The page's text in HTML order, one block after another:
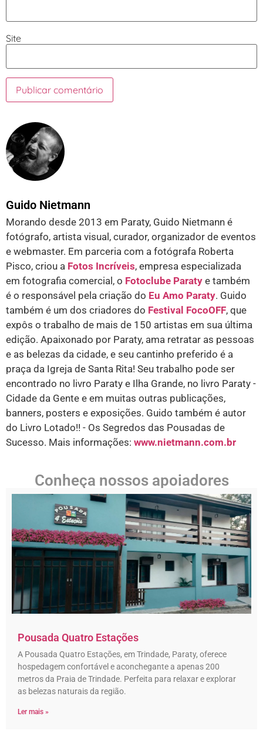
Site
Guido Nietmann
Morando desde 2013 em Paraty, Guido Nietmann é
fotógrafo, artista visual, curador, organizador de eventos
e webmaster. Em parceria com a fotógrafa Roberta
Pisco, criou a Fotos Incríveis, empresa especializada
em fotografia comercial, o Fotoclube Paraty e também
é o responsável pela criação do Eu Amo Paraty. Guido
também é um dos criadores do Festival FocoOFF, que
expôs o trabalho de mais de 150 artistas em sua última
edição. Apaixonado por Paraty, ama retratar as pessoas
e as belezas da cidade, e seu cantinho preferido é a
praça da Igreja de Santa Rita! Seu trabalho pode ser
encontrado no livro Paraty e Ilha Grande, no livro Paraty -
Cidade da Gente e em muitas outras publicações,
banners, posters e exposições. Guido também é autor
do Livro Lotado!! - Os Segredos das Pousadas de
Sucesso. Mais informações: www.nietmann.com.br
Conheça nossos apoiadores
Pousada Quatro Estações
A Pousada Quatro Estações, em Trindade, Paraty, oferece
hospedagem confortável e aconchegante a apenas 200
metros da Praia de Trindade. Perfeita para relaxar e explorar
as belezas naturais da região.
Ler mais »